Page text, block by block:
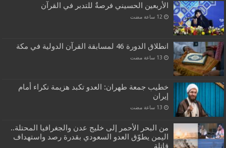
الأربعين الحسيني فرصةٌ للتدبر في القرآن
انطلاق الدورة 46 لمسابقة القرآن الدولية في مكة
خطيب جمعة طهران: العدو تكبد هزيمة نكراء أمام
إيران
من البحر الأحمر إلى خليج عدن والجغرافيا المحتلة..
اليمن يطوّق العدو السعودي بقدرة رصد واستهداف
قاتلة